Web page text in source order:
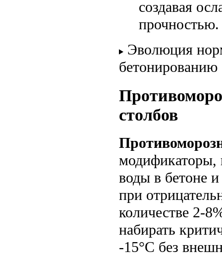
создавая
прочностью.
Эволюция
бетонированию
столбов
модификаторы,
воды в бетоне
при
количестве 2-
набирать
-15°C без